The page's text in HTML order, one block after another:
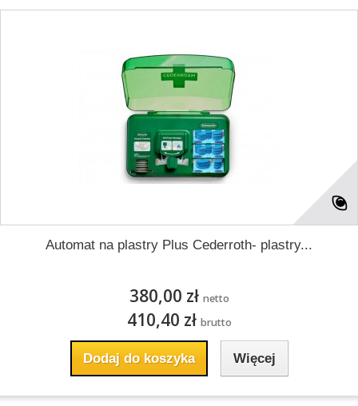
Automat na plastry Plus Cederroth- plastry...
380,00 zł netto
410,40 zł brutto
Dodaj do koszyka Więcej